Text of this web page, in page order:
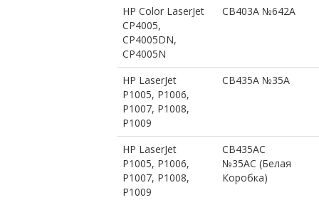
HP Color LaserJet
CP4005,
CP4005DN,
CP4005N
CB403A №642A
HP LaserJet
P1005, P1006,
P1007, P1008,
P1009
CB435A №35A
HP LaserJet
P1005, P1006,
P1007, P1008,
P1009
CB435AC
№35AC (Белая
Коробка)